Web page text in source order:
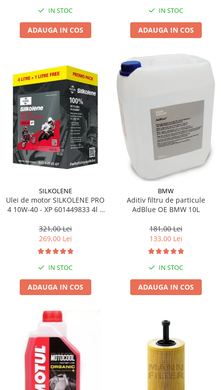
IN STOC
ADAUGA IN COS
IN STOC
ADAUGA IN COS
SILKOLENE
Ulei de motor SILKOLENE PRO
4 10W-40 - XP 601449833 4l +
321,00 Lei
269,00 Lei
IN STOC
ADAUGA IN COS
BMW
Aditiv filtru de particule
AdBlue OE BMW 10L
181,00 Lei
133,00 Lei
IN STOC
ADAUGA IN COS